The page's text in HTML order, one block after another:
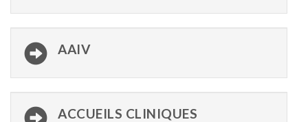
AAIV
ACCUEILS CLINIQUES